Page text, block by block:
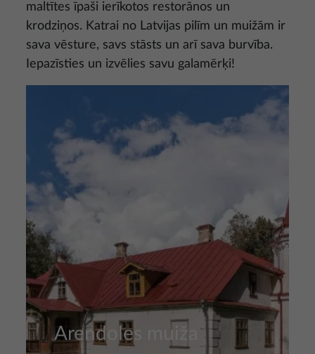
maltītes īpaši ierīkotos restorānos un
krodziņos. Katrai no Latvijas pilīm un muižām ir
sava vēsture, savs stāsts un arī sava burvība.
Iepazīsties un izvēlies savu galamērķi!
Arendoles muiža